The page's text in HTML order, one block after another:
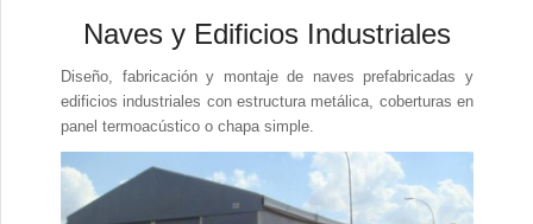
Naves y Edificios Industriales
Diseño, fabricación y montaje de naves prefabricadas y
edificios industriales con estructura metálica, coberturas en
panel termoacústico o chapa simple.